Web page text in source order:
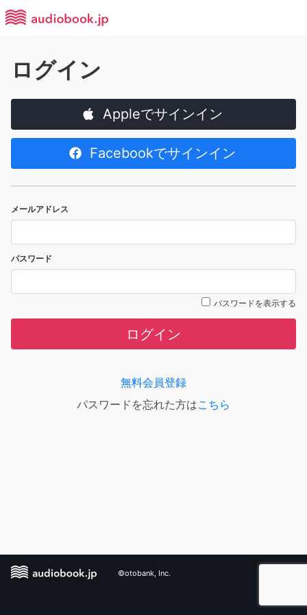
ログイン
Appleでサインイン
Facebookでサインイン
メールアドレス
パスワード
パスワードを表示する
ログイン
無料会員登録
パスワードを忘れた方はこちら
©otobank, Inc.